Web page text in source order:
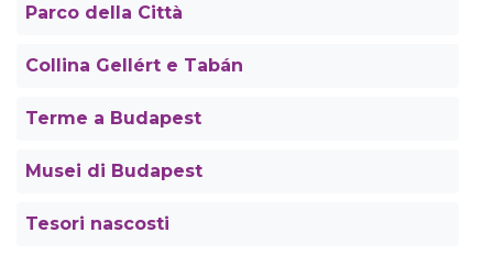
Parco della Città
Collina Gellért e Tabán
Terme a Budapest
Musei di Budapest
Tesori nascosti